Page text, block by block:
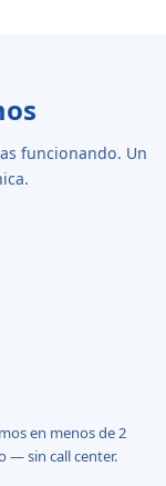
funcionando. Un
en menos de 2
— sin call center.